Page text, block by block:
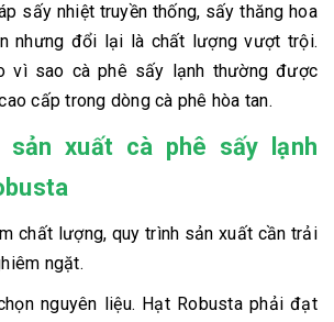
sấy nhiệt truyền thống, sấy thăng hoa
nhưng đổi lại là chất lượng vượt trội.
vì sao cà phê sấy lạnh thường được
cấp trong dòng cà phê hòa tan.
sản xuất cà phê sấy lạnh
chất lượng, quy trình sản xuất cần trải
ngặt.
nguyên liệu. Hạt Robusta phải đạt